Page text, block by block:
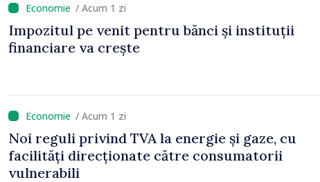
/ Acum 1 zi
Impozitul pe venit pentru bănci și instituții
financiare va crește
/ Acum 1 zi
Noi reguli privind TVA la energie și gaze, cu
facilități direcționate către consumatorii
vulnerabili